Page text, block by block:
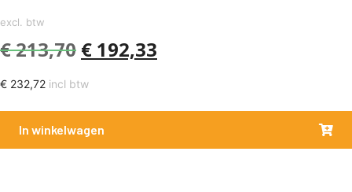
excl. btw
€213,70 € 192,33
€ 232,72 incl btw
In winkelwagen